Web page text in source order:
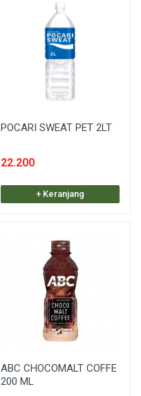
POCARI SWEAT PET 2LT
22.200
+ Keranjang
ABC CHOCOMALT COFFE
200 ML